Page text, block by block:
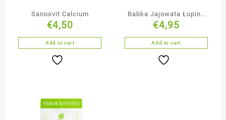
Sanosvit Calcium
€4,50
Add to cart
Babka Jajowata Łupiny
150g
€4,95
Add to cart